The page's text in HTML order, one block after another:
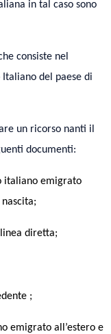
in tal caso sono
consiste nel
del paese di
un ricorso nanti il
documenti:
italiano emigrato
diretta;
e ;
emigrato all’estero e